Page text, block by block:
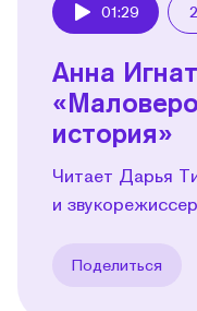
01:29
Анна
история»
Читает Дарья
и
Поделиться